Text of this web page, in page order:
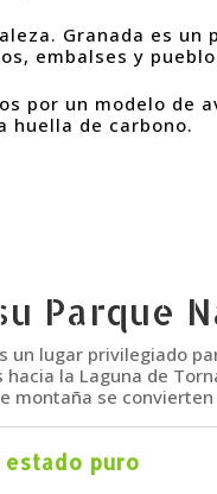
Granada es un
embalses y
por un modelo de
huella de carbono.
Parque
un lugar privilegiado
la Laguna de
montaña se
estado puro